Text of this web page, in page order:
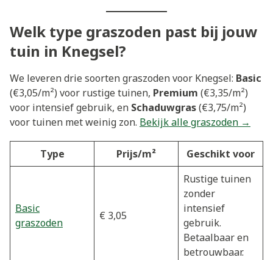
Welk type graszoden past bij jouw
tuin in Knegsel?
We leveren drie soorten graszoden voor Knegsel: Basic
(€3,05/m²) voor rustige tuinen, Premium (€3,35/m²)
voor intensief gebruik, en Schaduwgras(€3,75/m²)
voor tuinen met weinig zon. Bekijk alle graszoden →
Type Prijs/m² Geschikt voor
Basic
graszoden
€ 3,05
Rustige tuinen
zonder
intensief
gebruik.
Betaalbaar en
betrouwbaar.